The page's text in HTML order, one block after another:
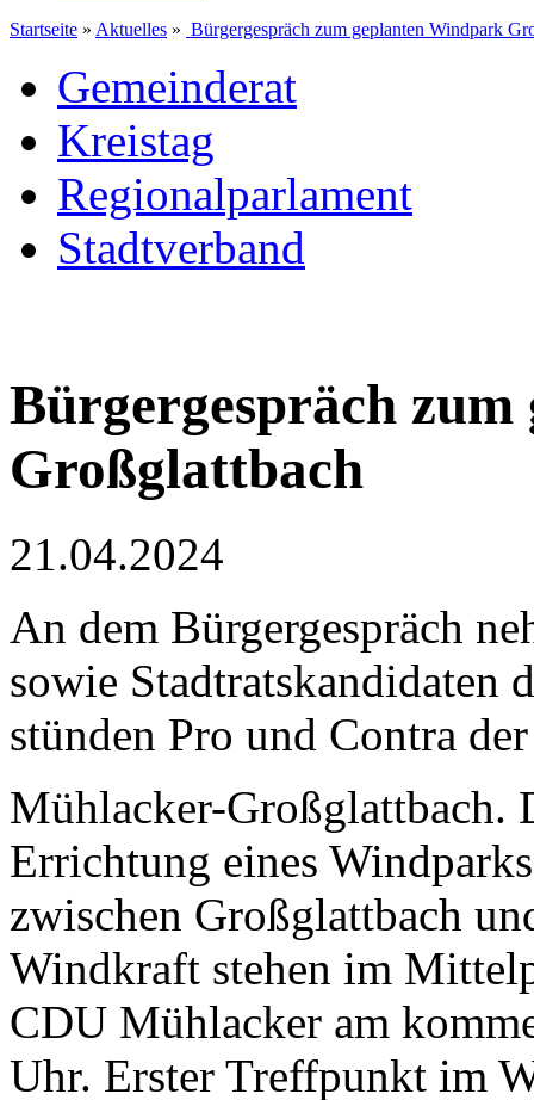
Startseite » Aktuelles » Bürgergespräch zum geplanten Windpark
Gemeinderat
Kreistag
Regionalparlament
Stadtverband
Bürgergespräch
Großglattbach
21.04.2024
An dem Bürgergespräch
sowie
stünden Pro und Contra
Mühlacker-Großglattbach.
Errichtung eines
zwischen Großglattbach
Windkraft stehen im
CDU Mühlacker am
Uhr. Erster Treffpunkt im